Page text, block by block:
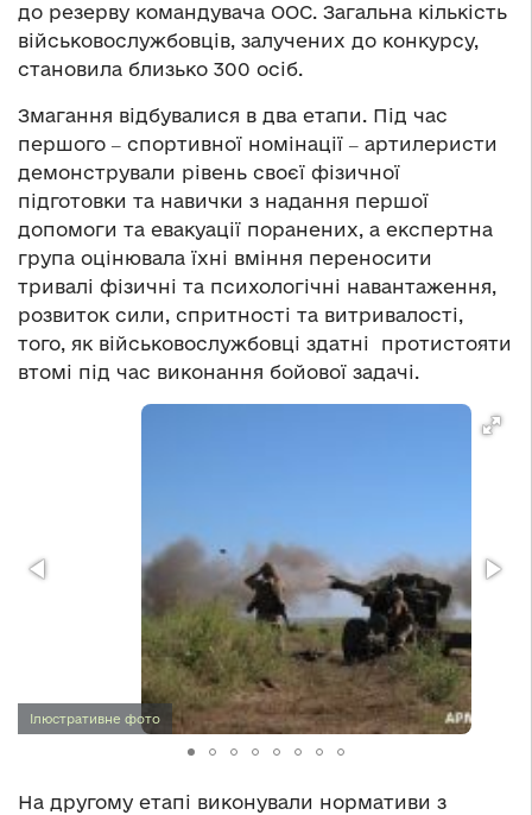
до резерву командувача ООС. Загальна кількість
військовослужбовців, залучених до конкурсу,
становила близько 300 осіб.
Змагання відбувалися в два етапи. Під час
першого ‒ спортивної номінації ‒ артилеристи
демонстрували рівень своєї фізичної
підготовки та навички з надання першої
допомоги та евакуації поранених, а експертна
група оцінювала їхні вміння переносити
тривалі фізичні та психологічні навантаження,
розвиток сили, спритності та витривалості,
того, як військовослужбовці здатні протистояти
втомі під час виконання бойової задачі.
Ілюстративне фото
На другому етапі виконували нормативи з